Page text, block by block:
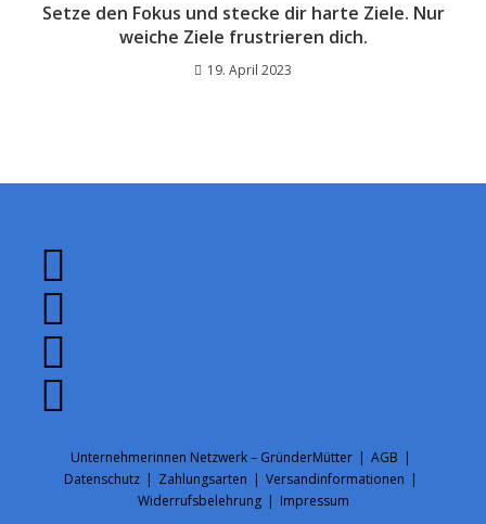
Setze den Fokus und stecke dir harte Ziele. Nur
weiche Ziele frustrieren dich.
19. April 2023
tab
a
new
Unternehmerinnen Netzwerk – GründerMütter
AGB
Datenschutz
Zahlungsarten
Versandinformationen
Widerrufsbelehrung
Impressum